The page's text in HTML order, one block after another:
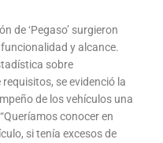
de ‘Pegaso’ surgieron
y alcance.
sobre
se evidenció la
de los vehículos una
conocer en
si tenía excesos de